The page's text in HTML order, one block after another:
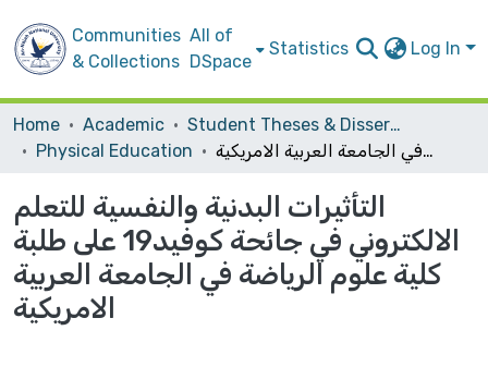
Communities
& Collections
All of
DSpace
Statistics Log In
Home Academic
Student Theses & Dissertations
Physical Education
التأثيرات البدنية والنفسية للتعلم الالكتروني في جائحة كوفيد19 على طلبة كلية علوم الرياضة في الجامعة العربية الامريكية
التأثيرات البدنية والنفسية للتعلم
الالكتروني في جائحة كوفيد19 على طلبة
كلية علوم الرياضة في الجامعة العربية
الامريكية